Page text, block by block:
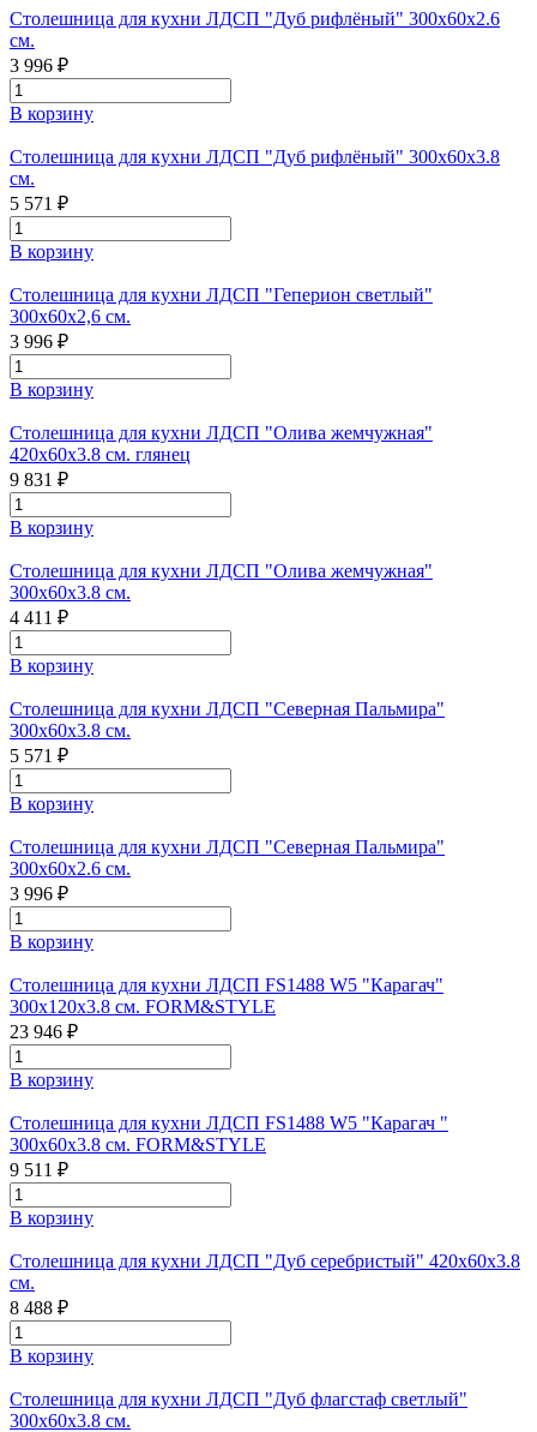
Столешница для кухни ЛДСП "Дуб рифлёный" 300х60х2.6
см.
3 996 ₽
В корзину
Столешница для кухни ЛДСП "Дуб рифлёный" 300х60х3.8
см.
5 571 ₽
В корзину
Столешница для кухни ЛДСП "Геперион светлый"
300х60х2,6 см.
3 996 ₽
В корзину
Столешница для кухни ЛДСП "Олива жемчужная"
420x60x3.8 см. глянец
9 831 ₽
В корзину
Столешница для кухни ЛДСП "Олива жемчужная"
300x60x3.8 см.
4 411 ₽
В корзину
Столешница для кухни ЛДСП "Северная Пальмира"
300x60x3.8 см.
5 571 ₽
В корзину
Столешница для кухни ЛДСП "Северная Пальмира"
300x60x2.6 см.
3 996 ₽
В корзину
Столешница для кухни ЛДСП FS1488 W5 "Карагач"
300х120х3.8 см. FORM&STYLE
23 946 ₽
В корзину
Столешница для кухни ЛДСП FS1488 W5 "Карагач "
300х60х3.8 см. FORM&STYLE
9 511 ₽
В корзину
Столешница для кухни ЛДСП "Дуб серебристый" 420х60х3.8
см.
8 488 ₽
В корзину
Столешница для кухни ЛДСП "Дуб флагстаф светлый"
300x60x3.8 см.